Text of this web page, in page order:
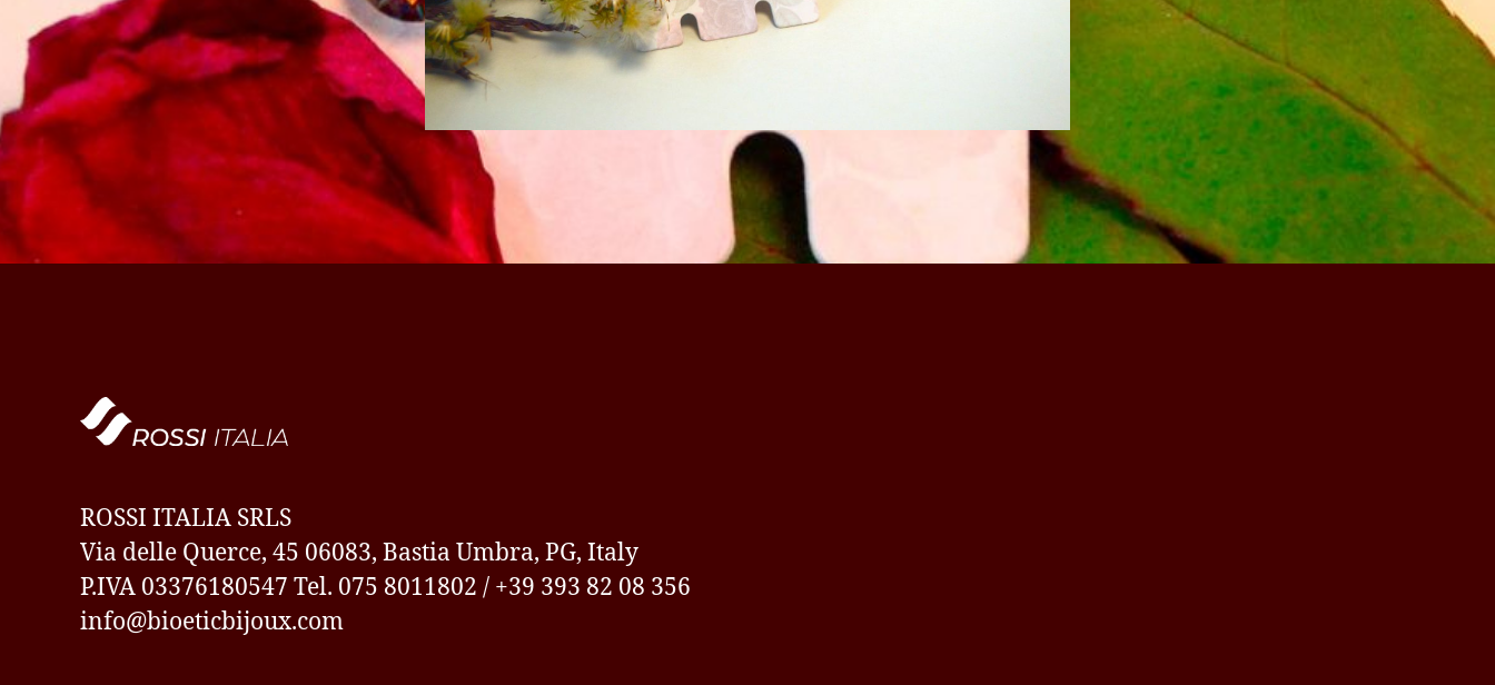
ROSSI ITALIA SRLS
Via delle Querce, 45 06083, Bastia Umbra, PG, Italy
P.IVA 03376180547 Tel. 075 8011802 / +39 393 82 08 356
info@bioeticbijoux.com